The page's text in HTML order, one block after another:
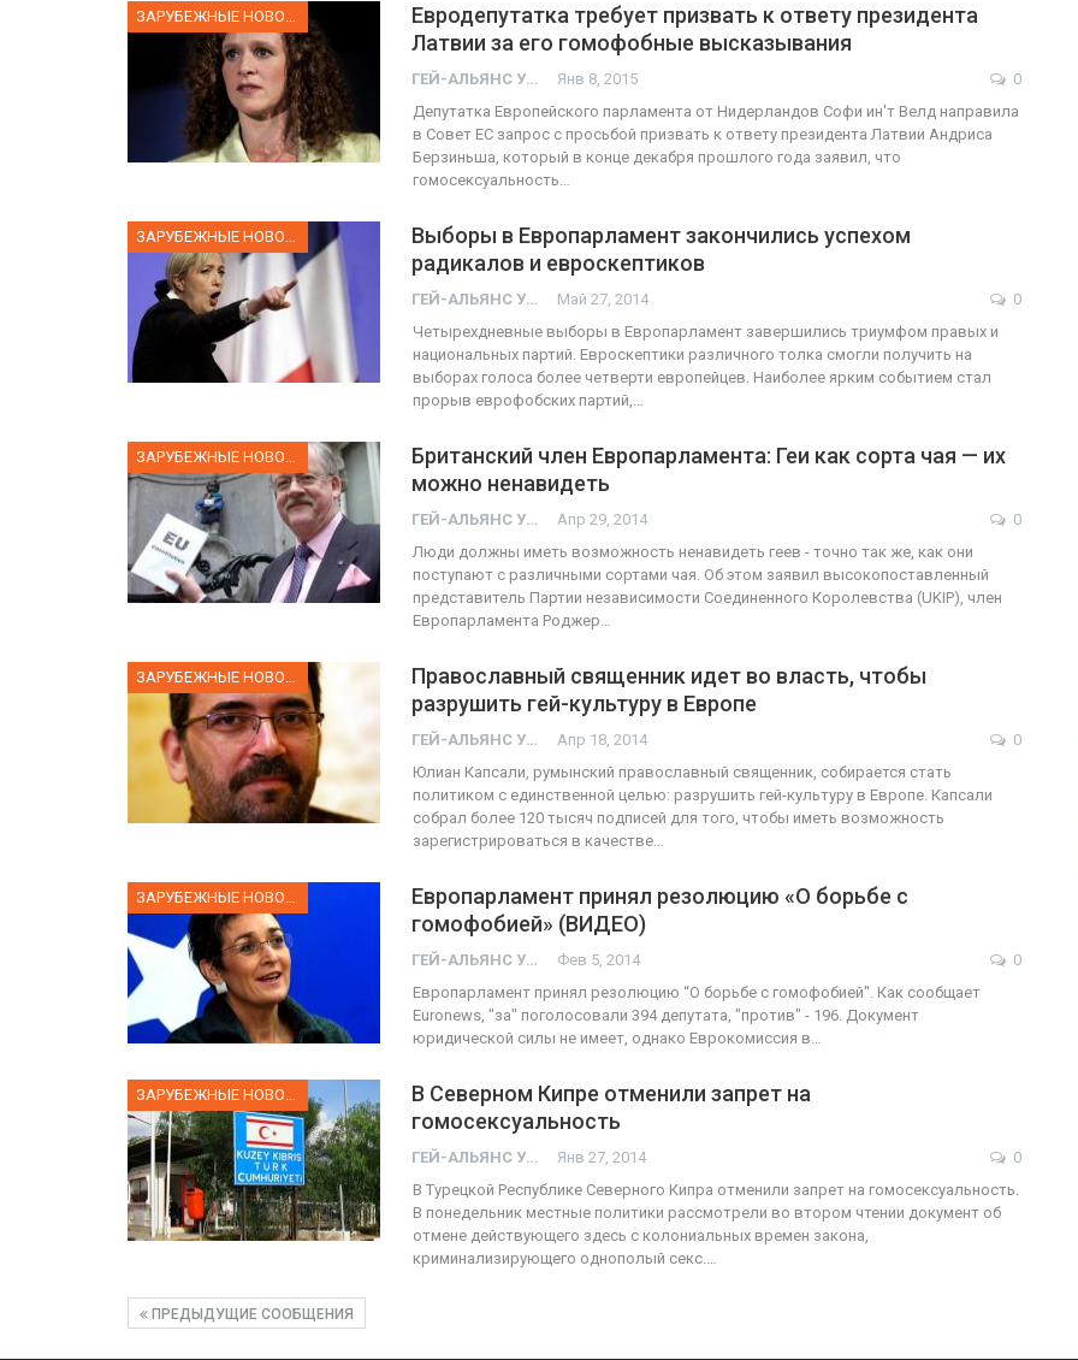
Евродепутатка требует призвать к ответу президента
Латвии за его гомофобные высказывания
ГЕЙ-АЛЬЯНС УКРАИНА Янв 8, 2015
0
Депутатка Европейского парламента от Нидерландов Софи ин'т Велд направила
в Совет ЕС запрос с просьбой призвать к ответу президента Латвии Андриса
Берзиньша, который в конце декабря прошлого года заявил, что
гомосексуальность…
Выборы в Европарламент закончились успехом
радикалов и евроскептиков
ГЕЙ-АЛЬЯНС УКРАИНА Май 27, 2014
0
Четырехдневные выборы в Европарламент завершились триумфом правых и
национальных партий. Евроскептики различного толка смогли получить на
выборах голоса более четверти европейцев. Наиболее ярким событием стал
прорыв еврофобских партий,…
Британский член Европарламента: Геи как сорта чая — их
можно ненавидеть
ГЕЙ-АЛЬЯНС УКРАИНА Апр 29, 2014
0
Люди должны иметь возможность ненавидеть геев - точно так же, как они
поступают с различными сортами чая. Об этом заявил высокопоставленный
представитель Партии независимости Соединенного Королевства (UKIP), член
Европарламента Роджер…
Православный священник идет во власть, чтобы
разрушить гей-культуру в Европе
ГЕЙ-АЛЬЯНС УКРАИНА Апр 18, 2014
0
Юлиан Капсали, румынский православный священник, собирается стать
политиком с единственной целью: разрушить гей-культуру в Европе. Капсали
собрал более 120 тысяч подписей для того, чтобы иметь возможность
зарегистрироваться в качестве…
Европарламент принял резолюцию «О борьбе с
гомофобией» (ВИДЕО)
ГЕЙ-АЛЬЯНС УКРАИНА Фев 5, 2014
0
Европарламент принял резолюцию “О борьбе с гомофобией". Как сообщает
Euronews, "за" поголосовали 394 депутата, "против" - 196. Документ
юридической силы не имеет, однако Еврокомиссия в…
В Северном Кипре отменили запрет на
гомосексуальность
ГЕЙ-АЛЬЯНС УКРАИНА Янв 27, 2014
0
В Турецкой Республике Северного Кипра отменили запрет на гомосексуальность.
В понедельник местные политики рассмотрели во втором чтении документ об
отмене действующего здесь с колониальных времен закона,
криминализирующего однополый секс.…
ПРЕДЫДУЩИЕ СООБЩЕНИЯ